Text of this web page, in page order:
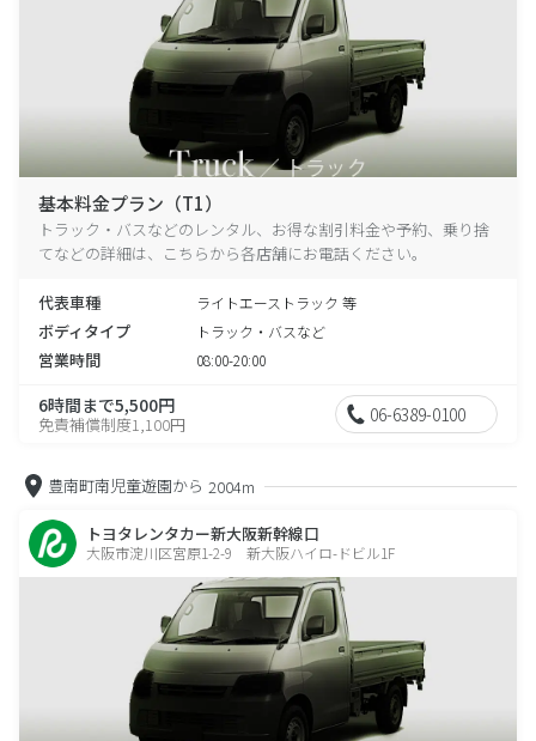
基本料金プラン（T1）
トラック・バスなどのレンタル、お得な割引料金や予約、乗り捨
てなどの詳細は、こちらから各店舗にお電話ください。
代表車種 ライトエーストラック 等
ボディタイプ トラック・バスなど
営業時間 08:00-20:00
6時間まで5,500円
免責補償制度1,100円 06-6389-0100
豊南町南児童遊園から 2004m
トヨタレンタカー新大阪新幹線口
大阪市淀川区宮原1-2-9 新大阪ハイロ-ドビル1F